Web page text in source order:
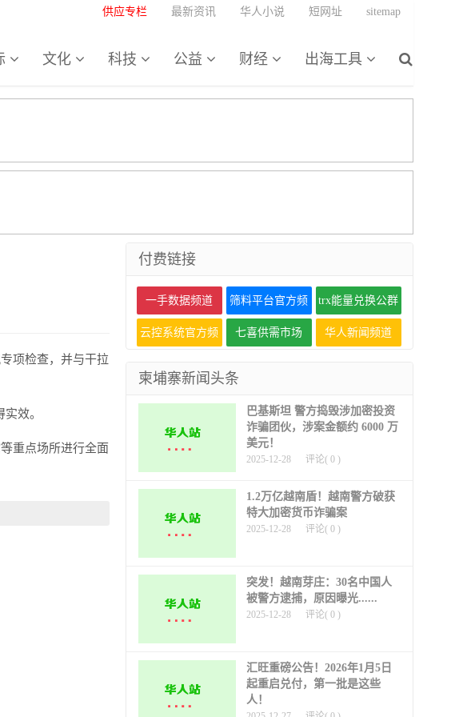
文化 科技 公益 财经 出海工具
供应专栏 最新资讯 华人小说 短网址 sitemap
项检查，并与干拉
效。
重点场所进行全面
付费链接
一手数据频道 筛料平台官方频
道
trx能量兑换公群
云控系统官方频 七喜供需市场 华人新闻频道
柬埔寨新闻头条
巴基斯坦 警方捣毁涉加密投资
诈骗团伙，涉案金额约 6000 万
美元！
2025-12-28 评论( 0 )
1.2万亿越南盾！越南警方破获
特大加密货币诈骗案
2025-12-28 评论( 0 )
突发！越南芽庄：30名中国人
被警方逮捕，原因曝光......
2025-12-28 评论( 0 )
汇旺重磅公告！2026年1月5日
起重启兑付，第一批是这些
人！